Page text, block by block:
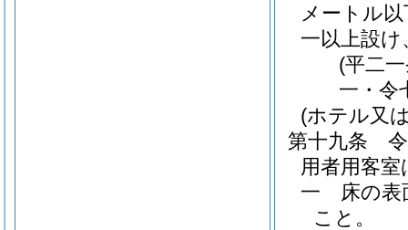
メートル
一以上設
(平二
一・令
(ホテル又
第十九条
用者用客
一
床の
こと。